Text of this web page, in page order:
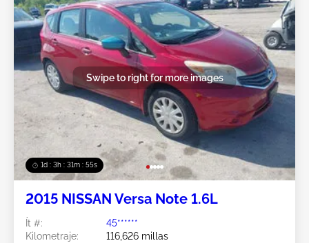
1d : 3h : 31m : 52s
Swipe to right for more images
2015 NISSAN Versa Note 1.6L
Ít #:
45******
Kilometraje:
116,626 millas